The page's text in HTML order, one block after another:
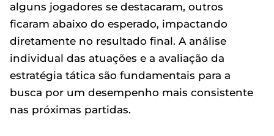
alguns jogadores se destacaram, outros
ficaram abaixo do esperado, impactando
diretamente no resultado final. A análise
individual das atuações e a avaliação da
estratégia tática são fundamentais para a
busca por um desempenho mais consistente
nas próximas partidas.